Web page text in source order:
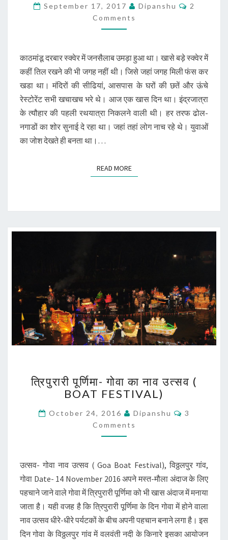
घाटी
में
इंद्र
का
उत्सव
September 17, 2017 Dipanshu
2
Comments
काठमांडू दरबार स्क्वेर में जनसैलाब उमड़ा हुआ था। खासे बड़े स्क्वेर में
कहीं तिल रखने की भी जगह नहीं थी। जिसे जहां जगह मिली फंस कर
खडा था। मंदिरों की सीढियां, आसपास के घरों की छतें और ऊंचे
रेस्टोरेंट सभी खचाखच भरे थे। आज एक खास दिन था। इंद्रजात्रा
के त्यौहार की पहली रथयात्रा निकलने वाली थी। हर तरफ ढोल-
नगाडों का शोर सुनाई दे रहा था। जहां तहां लोग नाच रहे थे। युवाओं
का जोश देखते ही बनता था।…
READ MOREREAD MORE
पूर्णिमा-
गोवा
नाव
उत्सव
(
FESTIVAL)
त्रिपुरारी पूर्णिमा- गोवा का नाव उत्सव (
BOAT FESTIVAL)
October 24, 2016 Dipanshu Comments
3
Comments
उत्सव- गोवा नाव उत्सव ( Goa Boat Festival), विठ्ठलपुर गांव,
गोवा Date- 14 November 2016 अपने मस्त-मौला अंदाज के लिए
पहचाने जाने वाले गोवा में त्रिपुरारी पूर्णिमा को भी खास अंदाज में मनाया
जाता है। यही वजह है कि त्रिपुरारी पूर्णिमा के दिन गोवा में होने वाला
नाव उत्सव धीरे-धीरे पर्यटकों के बीच अपनी पहचान बनाने लगा है। इस
दिन गोवा के विठ्ठलपुर गांव में वलवंती नदी के किनारे इसका आयोजन